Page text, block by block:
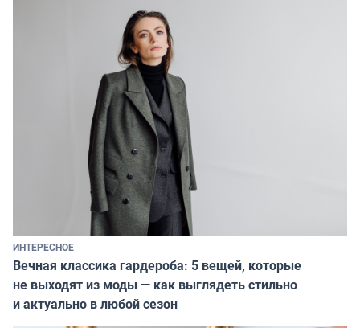
ИНТЕРЕСНОЕ
Вечная классика гардероба: 5 вещей, которые
не выходят из моды — как выглядеть стильно
и актуально в любой сезон